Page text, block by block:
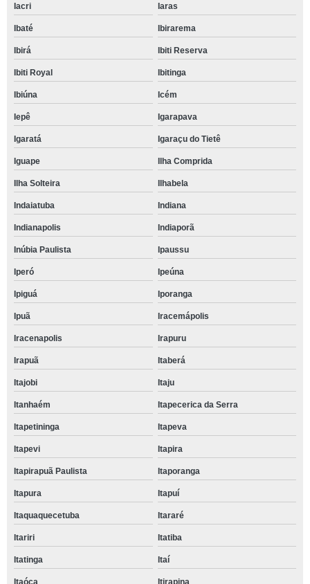
Iacri Iaras
Ibaté Ibirarema
Ibirá Ibiti Reserva
Ibiti Royal Ibitinga
Ibiúna Icém
Iepê Igarapava
Igaratá Igaraçu do Tietê
Iguape Ilha Comprida
Ilha Solteira Ilhabela
Indaiatuba Indiana
Indianapolis Indiaporã
Inúbia Paulista Ipaussu
Iperó Ipeúna
Ipiguá Iporanga
Ipuã Iracemápolis
Iracenapolis Irapuru
Irapuã Itaberá
Itajobi Itaju
Itanhaém Itapecerica da Serra
Itapetininga Itapeva
Itapevi Itapira
Itapirapuã Paulista Itaporanga
Itapura Itapuí
Itaquaquecetuba Itararé
Itariri Itatiba
Itatinga Itaí
Itaóca Itirapina